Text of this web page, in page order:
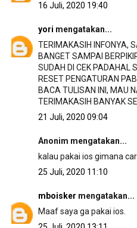
16 Juli, 2020 19:40
yori mengatakan...
TERIMAKASIH INFONYA,
BANGET SAMPAI
SUDAH DI CEK PADAHAL
RESET PENGATURAN
BACA TULISAN INI, MAU
TERIMAKASIH BANYAK
21 Juli, 2020 09:04
Anonim mengatakan...
kalau pakai ios gimana
25 Juli, 2020 11:10
mboisker mengatakan...
Maaf saya ga pakai ios.